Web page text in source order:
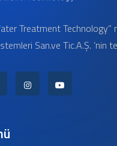
Treatment Technology”
San.ve Tic.A.Ş. ‘nin